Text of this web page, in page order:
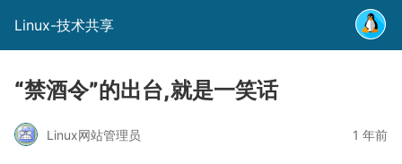
Linux-技术共享
“禁酒令”的出台,就是一笑话
Linux网站管理员 1 年前